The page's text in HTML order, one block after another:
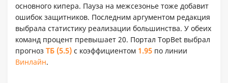
основного кипера. Пауза на межсезонье тоже добавит
ошибок защитников. Последним аргументом редакция
выбрала статистику реализации большинства. У обеих
команд процент превышает 20. Портал TopBet выбрал
прогноз ТБ (5.5) с коэффициентом 1.95 по линии
Винлайн.